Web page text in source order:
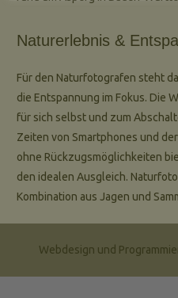
Naturerlebnis &
Für den Naturfotografen steht
die Entspannung im Fokus. Die
für sich selbst und zum
Zeiten von Smartphones und
ohne Rückzugsmöglichkeiten
den idealen Ausgleich.
Kombination aus Jagen und
Webdesign und